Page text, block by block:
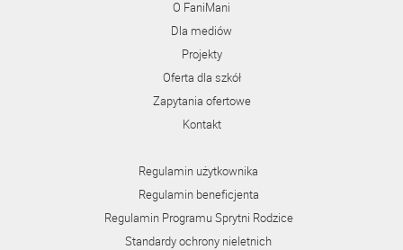
O FaniMani
Dla mediów
Projekty
Oferta dla szkół
Zapytania ofertowe
Kontakt
Regulamin użytkownika
Regulamin beneficjenta
Regulamin Programu Sprytni Rodzice
Standardy ochrony nieletnich